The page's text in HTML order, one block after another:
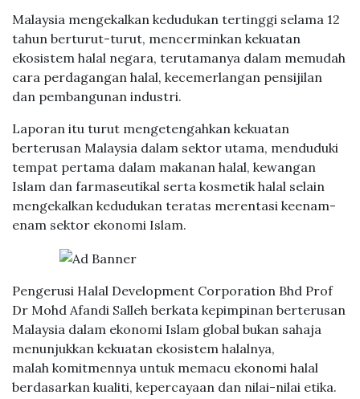
Malaysia mengekalkan kedudukan tertinggi selama 12
tahun berturut-turut, mencerminkan kekuatan
ekosistem halal negara, terutamanya dalam memudah
cara perdagangan halal, kecemerlangan pensijilan
dan pembangunan industri.
Laporan itu turut mengetengahkan kekuatan
berterusan Malaysia dalam sektor utama, menduduki
tempat pertama dalam makanan halal, kewangan
Islam dan farmaseutikal serta kosmetik halal selain
mengekalkan kedudukan teratas merentasi keenam-
enam sektor ekonomi Islam.
Pengerusi Halal Development Corporation Bhd Prof
Dr Mohd Afandi Salleh berkata kepimpinan berterusan
Malaysia dalam ekonomi Islam global bukan sahaja
menunjukkan kekuatan ekosistem halalnya,
malah komitmennya untuk memacu ekonomi halal
berdasarkan kualiti, kepercayaan dan nilai-nilai etika.